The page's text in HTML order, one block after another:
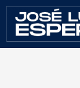
contenido